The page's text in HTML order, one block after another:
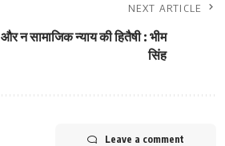
NEXT ARTICLE
न सामाजिक न्याय की हितैषी : भीम
सिंह
Leave a comment